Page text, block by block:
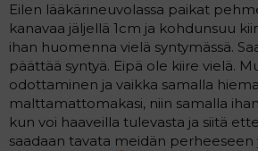
Eilen lääkärineuvolassa paikat
kanavaa jäljellä 1cm ja kohdunsuu
ihan huomenna vielä syntymässä.
päättää syntyä. Eipä ole kiire vielä.
odottaminen ja vaikka samalla
malttamattomakasi, niin samalla
kun voi haaveilla tulevasta ja siitä
saadaan tavata meidän perheeseen